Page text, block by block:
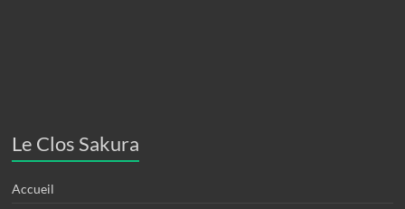
Le Clos Sakura
Accueil